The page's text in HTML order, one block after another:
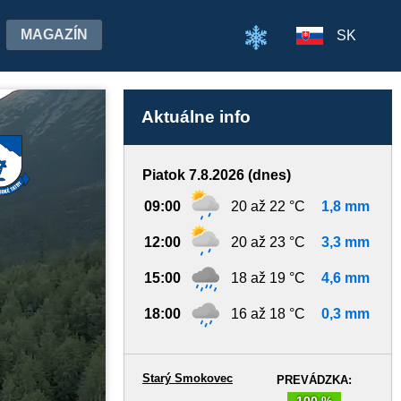
MAGAZÍN SK
Aktuálne info
Piatok 7.8.2026 (dnes)
09:00 20 až 22 °C 1,8 mm
12:00 20 až 23 °C 3,3 mm
15:00 18 až 19 °C 4,6 mm
18:00 16 až 18 °C 0,3 mm
PREVÁDZKA:
Starý Smokovec